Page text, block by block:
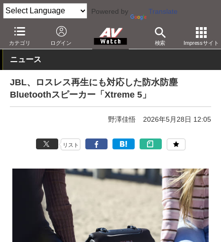
Powered by Translate
カテゴリ ログイン 検索 Impressサイト
AV Watch 製品 Bluetoothスピーカー
ニュース
JBL、ロスレス再生にも対応した防水防塵
Bluetoothスピーカー「Xtreme 5」
野澤佳悟 2026年5月28日 12:05
リスト